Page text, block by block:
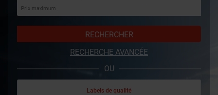
RECHERCHER
RECHERCHE AVANCÉE
OU
Labels de qualité